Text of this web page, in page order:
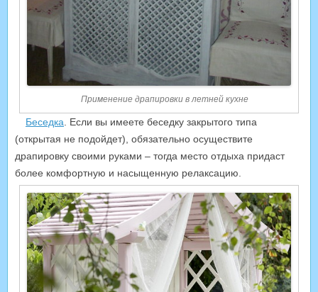
Применение драпировки в летней кухне
Беседка . Если вы имеете беседку закрытого типа
(открытая не подойдет), обязательно осуществите
драпировку своими руками – тогда место отдыха придаст
более комфортную и насыщенную релаксацию.